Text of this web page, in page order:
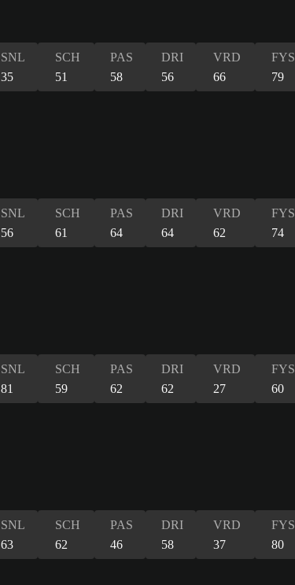
SNL
35
SCH
51
PAS
58
DRI
56
VRD
66
FYS
79
SNL
56
SCH
61
PAS
64
DRI
64
VRD
62
FYS
74
SNL
81
SCH
59
PAS
62
DRI
62
VRD
27
FYS
60
SNL
63
SCH
62
PAS
46
DRI
58
VRD
37
FYS
80